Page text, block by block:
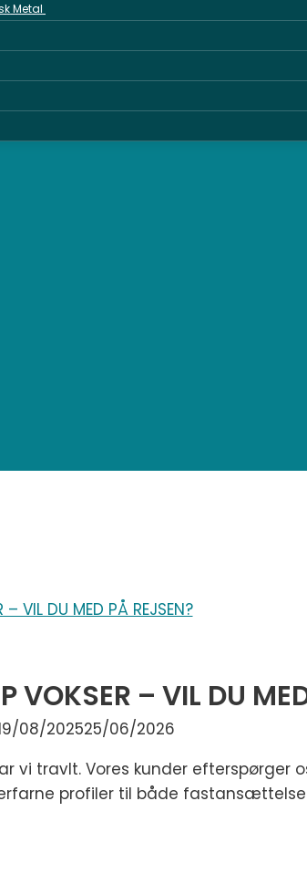
Metal
VOKSER – VIL DU
08/202525/06/2026
vi travlt. Vores kunder
profiler til både